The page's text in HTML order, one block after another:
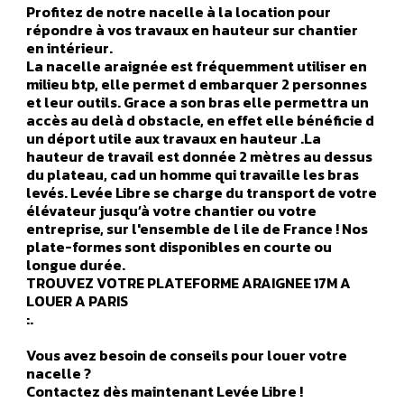
Profitez de notre nacelle à la location pour
répondre à vos travaux en hauteur sur chantier
en intérieur.
La nacelle araignée est fréquemment utiliser en
milieu btp, elle permet d embarquer 2 personnes
et leur outils. Grace a son bras elle permettra un
accès au delà d obstacle, en effet elle bénéficie d
un déport utile aux travaux en hauteur .La
hauteur de travail est donnée 2 mètres au dessus
du plateau, cad un homme qui travaille les bras
levés. Levée Libre se charge du transport de votre
élévateur jusqu’à votre chantier ou votre
entreprise, sur l'ensemble de l ile de France ! Nos
plate-formes sont disponibles en courte ou
longue durée.
TROUVEZ VOTRE PLATEFORME ARAIGNEE 17M A
LOUER A PARIS
:.
Vous avez besoin de conseils pour louer votre
nacelle ?
Contactez dès maintenant Levée Libre !